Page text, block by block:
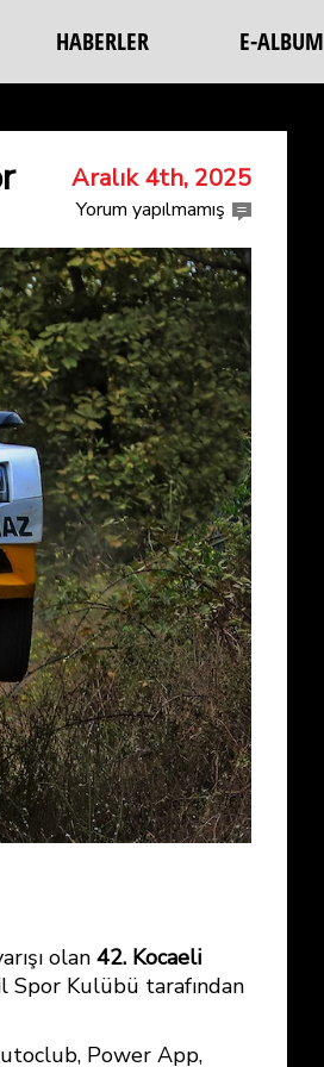
HABERLER E-ALBUM
Aralık 4th, 2025
Yorum yapılmamış
olan 42. Kocaeli
Spor Kulübü tarafından
Power App,